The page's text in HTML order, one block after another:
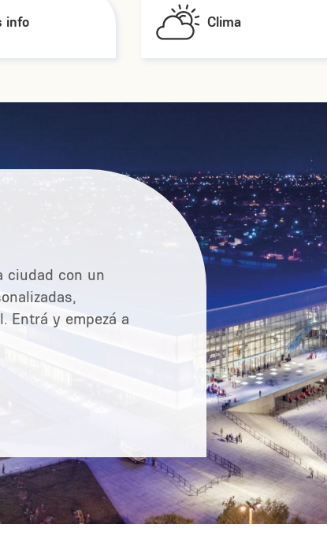
info Clima
ciudad con un
Entrá y empezá a